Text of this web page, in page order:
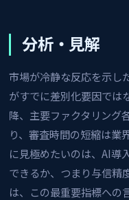
分析・見解
市場が冷静な反応を示し
がすでに差別化要因では
降、主要ファクタリング
り、審査時間の短縮は業
に見極めたいのは、AI導
できるか、つまり与信精
は、この最重要指標への